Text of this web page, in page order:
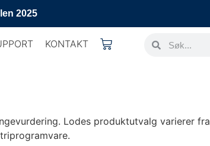
2025
KONTAKT
Lodes produktutvalg varierer fra